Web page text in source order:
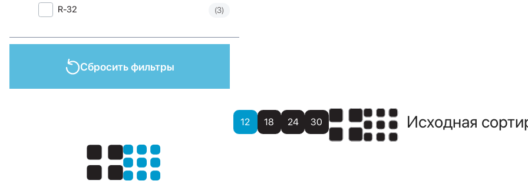
R-32 (3)
Сбросить фильтры
12 18 24 30
Показать: